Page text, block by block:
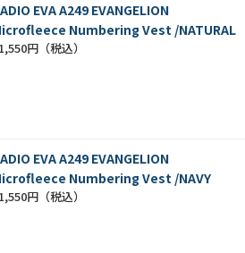
EVA A249 EVANGELION
Numbering Vest /NATURAL
円
EVA A249 EVANGELION
Numbering Vest /NAVY
円